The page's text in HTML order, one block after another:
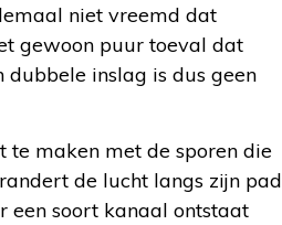
niet vreemd dat
gewoon puur toeval dat
dubbele inslag is dus geen
te maken met de sporen die
de lucht langs zijn pad
een soort kanaal ontstaat